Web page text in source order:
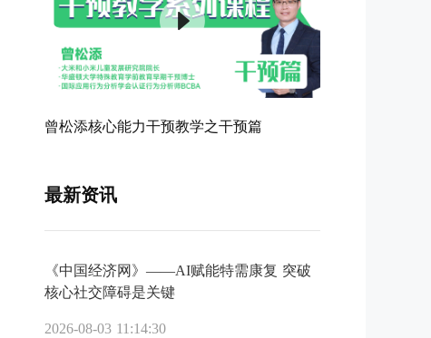
曾松添核心能力干预教学之干预篇
最新资讯
《中国经济网》——AI赋能特需康复 突破
核心社交障碍是关键
2026-08-03 11:14:30